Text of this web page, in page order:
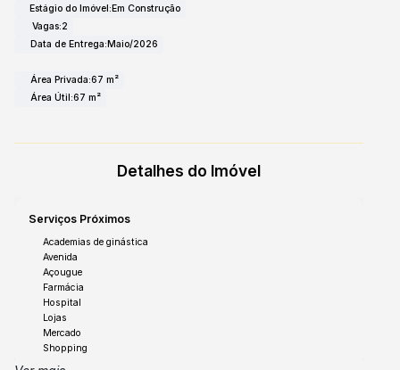
Estágio do Imóvel:Em Construção
Vagas:2
Data de Entrega:Maio/2026
Área Privada:67 m²
Área Útil:67 m²
Detalhes do Imóvel
Serviços Próximos
Academias de ginástica
Avenida
Açougue
Farmácia
Hospital
Lojas
Mercado
Shopping